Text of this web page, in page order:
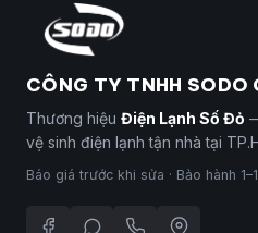
CÔNG TY TNHH SODO
Thương hiệu Điện Lạnh Số Đỏ
vệ sinh điện lạnh tận nhà tại
Báo giá trước khi sửa · Bảo hành